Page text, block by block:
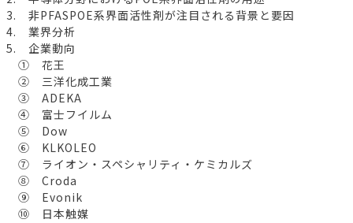
3. 非PFASPOE系界面活性剤が注目される背景と要因
4. 業界分析
5. 企業動向
① 花王
② 三洋化成工業
③ ADEKA
④ 富士フイルム
⑤ Dow
⑥ KLKOLEO
⑦ ライオン・スペシャリティ・ケミカルズ
⑧ Croda
⑨ Evonik
⑩ 日本触媒